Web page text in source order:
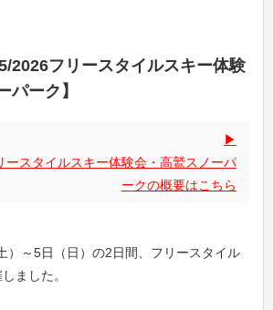
2026フリースタイルスキー体験
パーク】
ースタイルスキー体験会・高鷲スノーパ
ークの概要はこちら
）～5日（日）の2日間、フリースタイル
ました。